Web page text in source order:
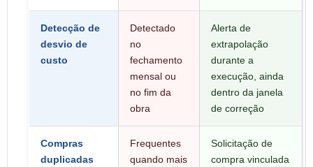
Detecção de
desvio de
custo
Detectado
no
fechamento
mensal ou
no fim da
obra
Alerta de
extrapolação
durante a
execução, ainda
dentro da janela
de correção
Compras
duplicadas
Frequentes
quando mais
Solicitação de
compra vinculada